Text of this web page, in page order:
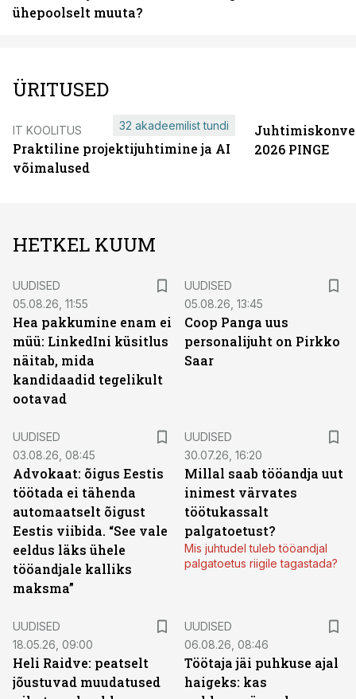
ühepoolselt muuta?
ÜRITUSED
IT KOOLITUS
Praktiline projektijuhtimine ja AI
võimalused
32 akadeemilist tundi
2026 PINGE
HETKEL KUUM
UUDISED
05.08.26, 11:55
Hea pakkumine enam ei
müü: LinkedIni küsitlus
näitab, mida
kandidaadid tegelikult
ootavad
UUDISED
05.08.26, 13:45
Coop Panga uus
personalijuht on Pirkko
Saar
UUDISED
03.08.26, 08:45
Advokaat: õigus Eestis
töötada ei tähenda
automaatselt õigust
Eestis viibida. “See vale
eeldus läks ühele
tööandjale kalliks
maksma”
UUDISED
30.07.26, 16:20
Millal saab tööandja uut
inimest värvates
töötukassalt
palgatoetust?
Mis juhtudel tuleb tööandjal
palgatoetus riigile tagastada?
UUDISED
18.05.26, 09:00
Heli Raidve: peatselt
jõustuvad muudatused
UUDISED
06.08.26, 08:46
Töötaja jäi puhkuse ajal
haigeks: kas